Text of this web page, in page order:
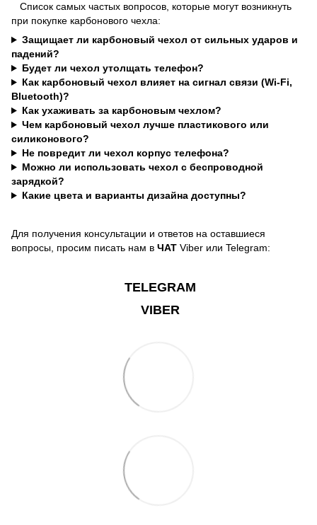
Список самых частых вопросов, которые могут возникнуть
при покупке карбонового чехла:
Защищает ли карбоновый чехол от сильных ударов и
падений?
Будет ли чехол утолщать телефон?
Как карбоновый чехол влияет на сигнал связи (Wi-Fi,
Bluetooth)?
Как ухаживать за карбоновым чехлом?
Чем карбоновый чехол лучше пластикового или
силиконового?
Не повредит ли чехол корпус телефона?
Можно ли использовать чехол с беспроводной
зарядкой?
Какие цвета и варианты дизайна доступны?
Для получения консультации и ответов на оставшиеся
вопросы, просим писать нам в ЧАТ Viber или Telegram:
TELEGRAM
VIBER